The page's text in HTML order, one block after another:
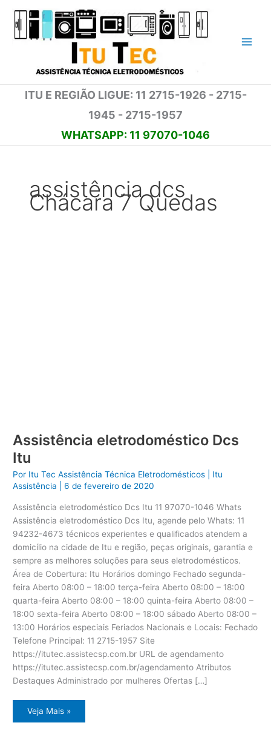
para
ITU E REGIÃO LIGUE: 11 2715-1926 - 2715-
1945 - 2715-1957
WHATSAPP: 11 97070-1046
assistência dcs
Chácara 7 Quedas
Assistência eletrodoméstico Dcs
Itu
Por Itu Tec Assistência Técnica Eletrodomésticos
Itu
Assistência |6 de fevereiro de 2020
Assistência eletrodoméstico Dcs Itu 11 97070-1046 Whats
Assistência eletrodoméstico Dcs Itu, agende pelo Whats: 11
94232-4673 técnicos experientes e qualificados atendem a
domicílio na cidade de Itu e região, peças originais, garantia e
sempre as melhores soluções para seus eletrodomésticos.
Área de Cobertura: Itu Horários domingo Fechado segunda-
feira Aberto 08:00 – 18:00 terça-feira Aberto 08:00 – 18:00
quarta-feira Aberto 08:00 – 18:00 quinta-feira Aberto 08:00 –
18:00 sexta-feira Aberto 08:00 – 18:00 sábado Aberto 08:00 –
13:00 Horários especiais Feriados Nacionais e Locais: Fechado
Telefone Principal: 11 2715-1957 Site
https://itutec.assistecsp.com.br URL de agendamento
https://itutec.assistecsp.com.br/agendamento Atributos
Destaques Administrado por mulheres Ofertas […]
Assistência
eletrodoméstico
Veja Mais »